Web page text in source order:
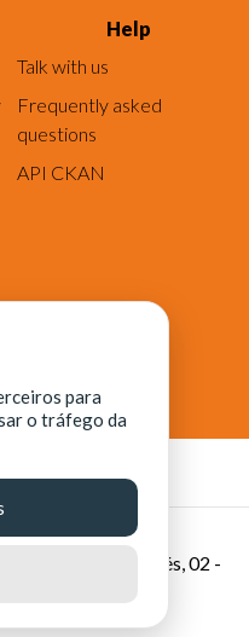
Help
Talk with us
Frequently asked
questions
API CKAN
de Ciência,
Rua dos Tremembés, 02 -
para
o tráfego da